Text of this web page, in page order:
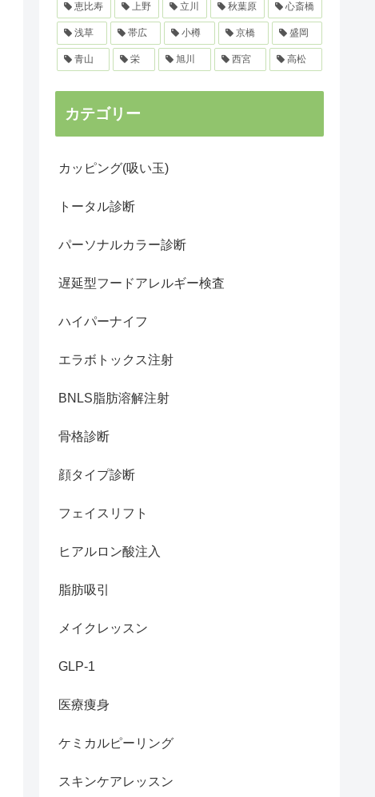
恵比寿 上野 立川 秋葉原 心斎橋
浅草 帯広 小樽 京橋 盛岡
青山 栄 旭川 西宮 高松
カテゴリー
カッピング(吸い玉)
トータル診断
パーソナルカラー診断
遅延型フードアレルギー検査
ハイパーナイフ
エラボトックス注射
BNLS脂肪溶解注射
骨格診断
顔タイプ診断
フェイスリフト
ヒアルロン酸注入
脂肪吸引
メイクレッスン
GLP-1
医療痩身
ケミカルピーリング
スキンケアレッスン